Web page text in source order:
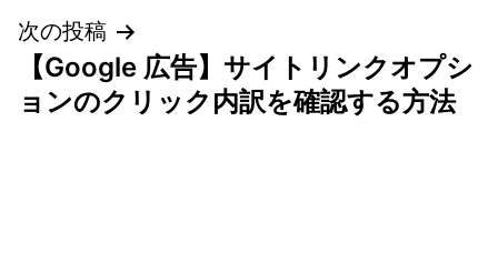
ビ
ゲ
次の投稿
【Google 広告】サイトリンクオプシ
ョンのクリック内訳を確認する方法